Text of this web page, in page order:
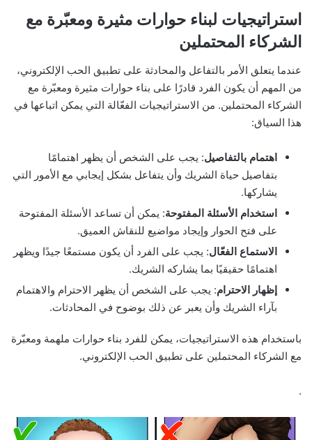
استراتيجيات لبناء حوارات مثيرة ومعبّرة مع
الشركاء المحتملين
عندما يتعلق الأمر بالتفاعل والمحادثة على تطبيق الحب الإلكتروني،
من المهم أن يكون الفرد قادرًا على بناء حوارات مثيرة ومعبّرة مع
الشركاء المحتملين. من الاستراتيجيات الفعّالة التي يمكن اتباعها في
هذا السياق:
اهتمام بالتفاصيل: يجب على الشخص أن يظهر اهتمامًا
بتفاصيل حياة الشريك وأن يتفاعل بشكل إيجابي مع الأمور التي
يشاركها.
استخدام الأسئلة المفتوحة: يمكن أن تساعد الأسئلة المفتوحة
على فتح الحوار وإيجاد مواضيع للنقاش العميق.
الاستماع الفعّال: يجب على الفرد أن يكون مستمعًا جيدًا ويظهر
اهتمامًا حقيقيًا بما يشاركه الشريك.
إظهار الاحترام: يجب على الشخص أن يظهر الاحترام والاهتمام
بآراء الشريك وأن يعبر عن ذلك بوضوح في المحادثات.
باستخدام هذه الاستراتيجيات، يمكن للفرد بناء حوارات ملهمة ومعبّرة
مع الشركاء المحتملين على تطبيق الحب الإلكتروني.
.